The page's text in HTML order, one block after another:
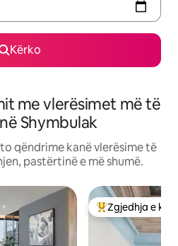
Kërko
me vlerësimet më të
Shymbulak
qëndrime kanë vlerësime të
pastërtinë e më shumë.
Më të mirat e
Zgjedhja e